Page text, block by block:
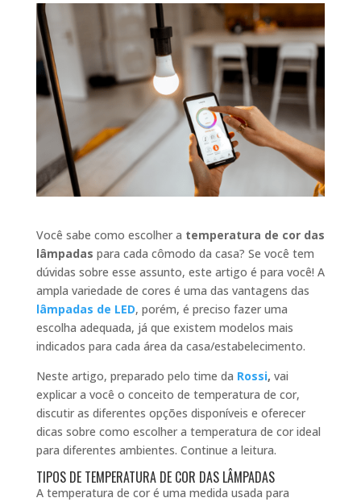
Você sabe como escolher a temperatura de cor das
lâmpadas para cada cômodo da casa? Se você tem
dúvidas sobre esse assunto, este artigo é para você! A
ampla variedade de cores é uma das vantagens das
lâmpadas de LED, porém, é preciso fazer uma
escolha adequada, já que existem modelos mais
indicados para cada área da casa/estabelecimento.
Neste artigo, preparado pelo time da Rossi, vai
explicar a você o conceito de temperatura de cor,
discutir as diferentes opções disponíveis e oferecer
dicas sobre como escolher a temperatura de cor ideal
para diferentes ambientes. Continue a leitura.
TIPOS DE TEMPERATURA DE COR DAS LÂMPADAS
A temperatura de cor é uma medida usada para